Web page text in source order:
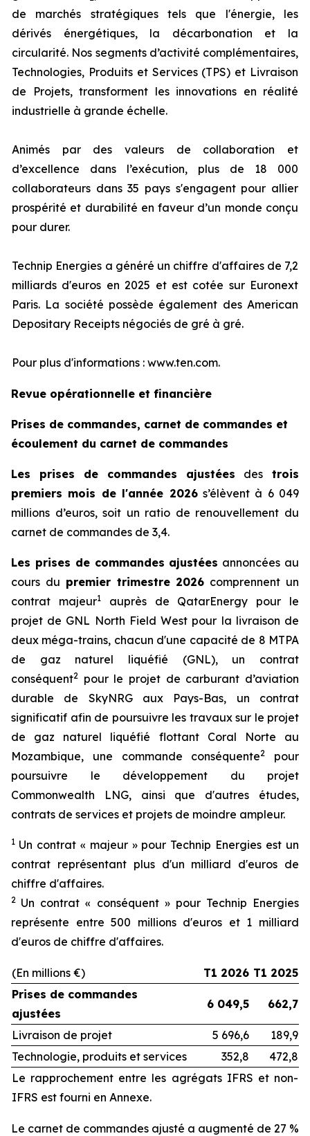
de marchés stratégiques tels que l'énergie, les
dérivés énergétiques, la décarbonation et la
circularité. Nos segments d’activité complémentaires,
Technologies, Produits et Services (TPS) et Livraison
de Projets, transforment les innovations en réalité
industrielle à grande échelle.
Animés par des valeurs de collaboration et
d’excellence dans l’exécution, plus de 18 000
collaborateurs dans 35 pays s'engagent pour allier
prospérité et durabilité en faveur d’un monde conçu
pour durer.
Technip Energies a généré un chiffre d'affaires de 7,2
milliards d'euros en 2025 et est cotée sur Euronext
Paris. La société possède également des American
Depositary Receipts négociés de gré à gré.
Pour plus d'informations : www.ten.com.
Revue opérationnelle et financière
Prises de commandes, carnet de commandes et
écoulement du carnet de commandes
Les prises de commandes ajustées des trois
premiers mois de l'année 2026s’élèvent à 6 049
millions d’euros, soit un ratio de renouvellement du
carnet de commandes de 3,4.
Les prises de commandes ajustées annoncées au
cours du premier trimestre 2026 comprennent un
contrat majeur1auprès de QatarEnergy pour le
projet de GNL North Field West pour la livraison de
deux méga-trains, chacun d'une capacité de 8 MTPA
de gaz naturel liquéfié (GNL), un contrat
conséquent2 pour le projet de carburant d’aviation
durable de SkyNRG aux Pays-Bas, un contrat
significatif afin de poursuivre les travaux sur le projet
de gaz naturel liquéfié flottant Coral Norte au
Mozambique, une commande conséquente2
pour
poursuivre le développement du projet
Commonwealth LNG, ainsi que d'autres études,
contrats de services et projets de moindre ampleur.
1 Un contrat« majeur» pour Technip Energies est un
contrat représentantplus d'un milliard d'euros de
chiffre d'affaires.
2 Un contrat « conséquent» pour Technip Energies
représente entre 500 millions d'euros et 1 milliard
d'euros de chiffre d'affaires.
(En millions €) T1 2026 T1 2025
Prises de commandes
ajustées
6 049,5 662,7
Livraison de projet 5 696,6
189,9
Technologie, produits et services
352,8
472,8
Le rapprochement entre les agrégats IFRS et non-
IFRS est fourni en Annexe.
Le carnet de commandes ajusté a augmenté de 27 %